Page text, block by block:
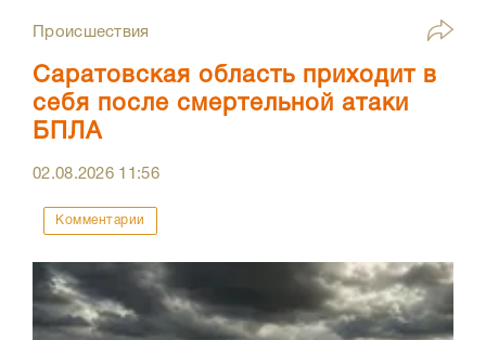
Происшествия
Саратовская область приходит в
себя после смертельной атаки
БПЛА
02.08.2026 11:56
Комментарии